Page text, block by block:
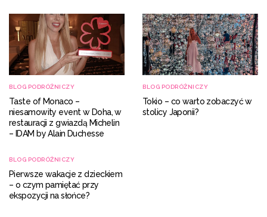
BLOG PODRÓŻNICZY
Taste of Monaco –
niesamowity event w Doha, w
restauracji z gwiazdą Michelin
– IDAM by Alain Duchesse
BLOG PODRÓŻNICZY
Tokio – co warto zobaczyć w
stolicy Japonii?
BLOG PODRÓŻNICZY
Pierwsze wakacje z dzieckiem
– o czym pamiętać przy
ekspozycji na słońce?